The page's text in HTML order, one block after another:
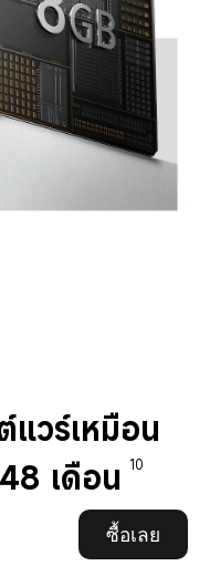
ซื้อเลย
วร์เหมือน
เดือน
10
คุณจะเพลิดเพลินกับ
งคงเหมือนใหม่